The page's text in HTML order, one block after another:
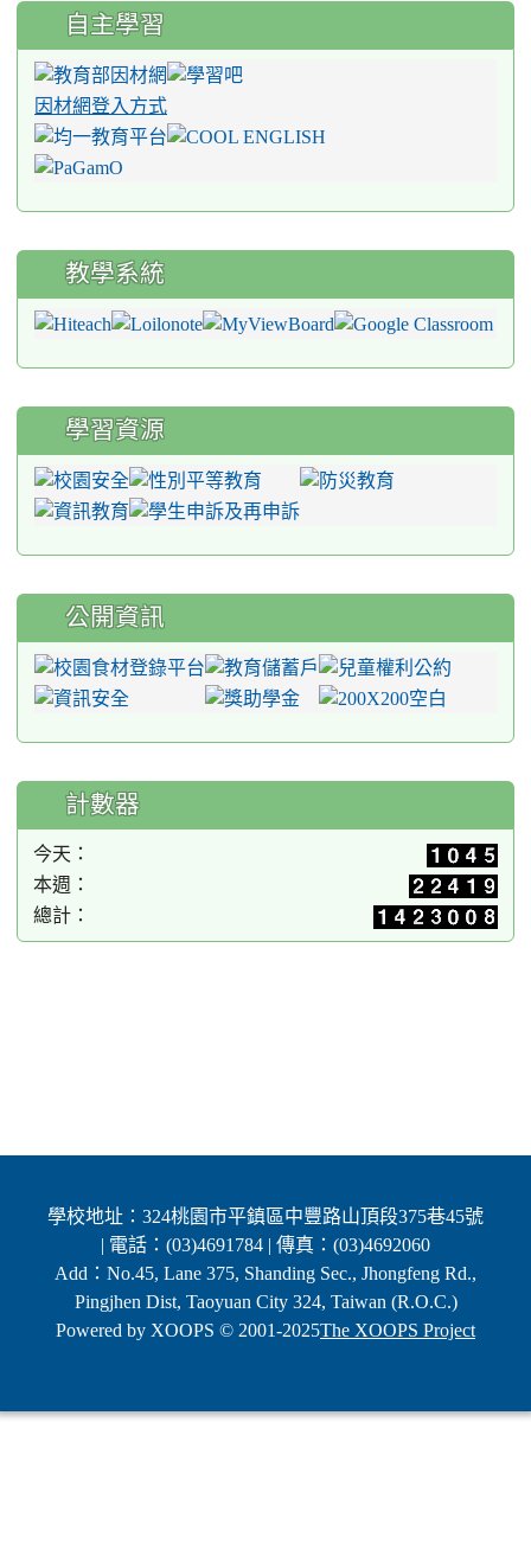
自主學習
因材網登入方式
教學系統
學習資源
公開資訊
計數器
今天：
本週：
總計：
學校地址：324桃園市平鎮區中豐路山頂段375巷45號
| 電話：(03)4691784 | 傳真：(03)4692060
Add：No.45, Lane 375, Shanding Sec., Jhongfeng Rd.,
Pingjhen Dist, Taoyuan City 324, Taiwan (R.O.C.)
Powered by XOOPS © 2001-2025The XOOPS Project